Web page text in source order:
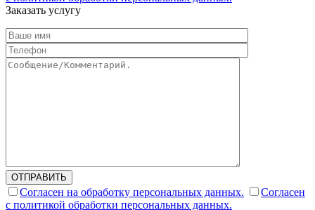
Заказать услугу
ОТПРАВИТЬ
Согласен на обработку персональных данных.
Согласен
с политикой обработки персональных данных.